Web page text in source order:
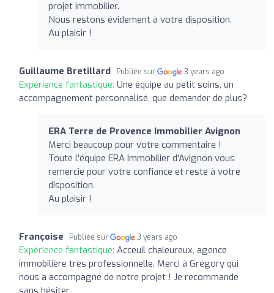
projet immobilier.
Nous restons évidement à votre disposition.
Au plaisir !
Guillaume Bretillard Publiée sur 3 years ago
Expérience fantastique: Une équipe au petit soins, un
accompagnement personnalisé, que demander de plus?
ERA Terre de Provence Immobilier Avignon
Merci beaucoup pour votre commentaire !
Toute l'équipe ERA Immobilier d'Avignon vous
remercie pour votre confiance et reste à votre
disposition.
Au plaisir !
Françoise Publiée sur 3 years ago
Expérience fantastique: Acceuil chaleureux, agence
immobilière très professionnelle. Merci à Grégory qui
nous a accompagné de notre projet ! Je recommande
sans hésiter.